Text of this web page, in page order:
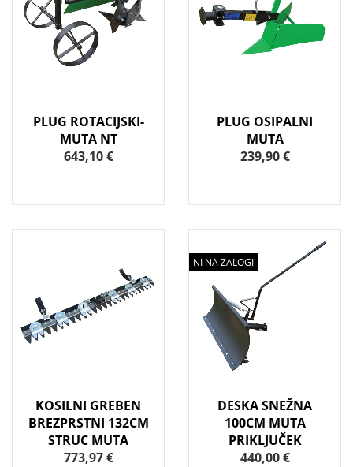
PLUG ROTACIJSKI-
MUTA NT
643,10 €
PLUG OSIPALNI
MUTA
239,90 €
KOSILNI GREBEN
BREZPRSTNI 132CM
STRUC MUTA
773,97 €
NI NA ZALOGI
DESKA SNEŽNA
100CM MUTA
PRIKLJUČEK
440,00 €